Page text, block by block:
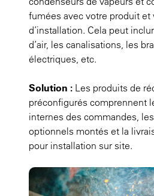
fumées avec votre produit et
d’installation. Cela peut
d’air, les canalisations, les
électriques, etc.
Solution : Les produits de
préconfigurés comprennent
internes des commandes,
optionnels montés et la
pour installation sur site.